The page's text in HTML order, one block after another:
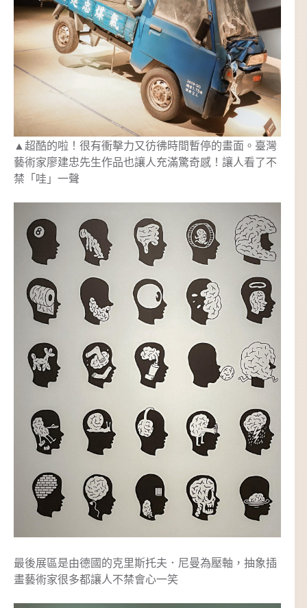
▲超酷的啦！很有衝擊力又彷彿時間暫停的畫面。臺灣
藝術家廖建忠先生作品也讓人充滿驚奇感！讓人看了不
禁「哇」一聲
最後展區是由德國的克里斯托夫．尼曼為壓軸，抽象插
畫藝術家很多都讓人不禁會心一笑